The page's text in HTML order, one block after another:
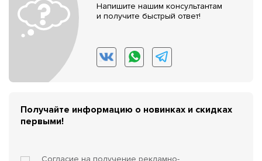
Напишите нашим консультантам
и получите быстрый ответ!
Получайте информацию о новинках и скидках
первыми!